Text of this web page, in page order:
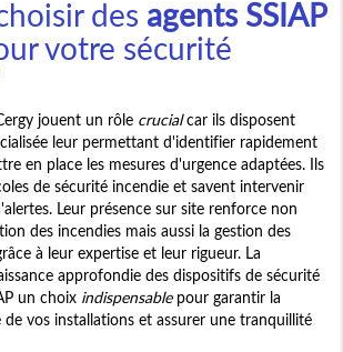
des agents SSIAP
votre sécurité
jouent un rôle crucialcar ils disposent
leur permettant d'identifier rapidement
en place les mesures d'urgence adaptées. Ils
de sécurité incendie et savent intervenir
Leur présence sur site renforce non
des incendies mais aussi la gestion des
à leur expertise et leur rigueur. La
approfondie des dispositifs de sécurité
un choix indispensablepour garantir la
vos installations et assurer une tranquillité